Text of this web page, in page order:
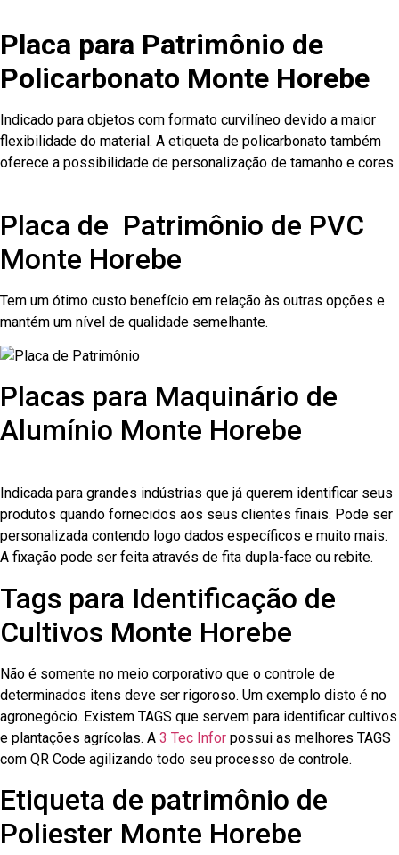
Placa para Patrimônio de
Policarbonato Monte Horebe
Indicado para objetos com formato curvilíneo devido a maior
flexibilidade do material. A etiqueta de policarbonato também
oferece a possibilidade de personalização de tamanho e cores.
Placa de Patrimônio de PVC
Monte Horebe
Tem um ótimo custo benefício em relação às outras opções e
mantém um nível de qualidade semelhante.
Placas para Maquinário de
Alumínio Monte Horebe
Indicada para grandes indústrias que já querem identificar seus
produtos quando fornecidos aos seus clientes finais. Pode ser
personalizada contendo logo dados específicos e muito mais.
A fixação pode ser feita através de fita dupla-face ou rebite.
Tags para Identificação de
Cultivos Monte Horebe
Não é somente no meio corporativo que o controle de
determinados itens deve ser rigoroso. Um exemplo disto é no
agronegócio. Existem TAGS que servem para identificar cultivos
e plantações agrícolas. A 3 Tec Infor possui as melhores TAGS
com QR Code agilizando todo seu processo de controle.
Etiqueta de patrimônio de
Poliester Monte Horebe